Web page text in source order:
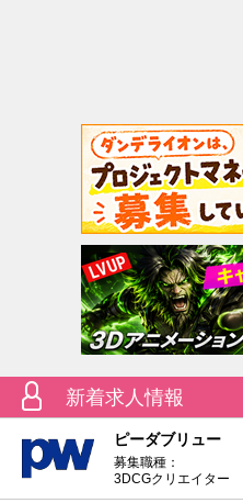
新着求人情報
ピーダブリュー
募集職種：
3DCGクリエイター